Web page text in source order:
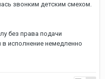
звонким детским смехом.
без права подачи
исполнение немедленно